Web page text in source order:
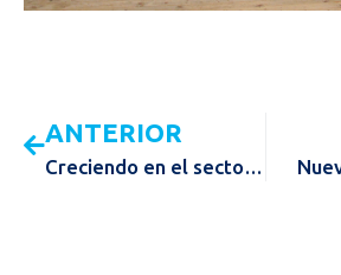
ANTERIOR
Creciendo en el sector de la limpieza técnica